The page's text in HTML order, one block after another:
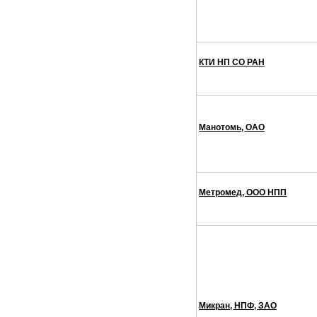
КТИ НП СО РАН
Манотомь, ОАО
Метромед, ООО НПП
Микран, НПФ, ЗАО